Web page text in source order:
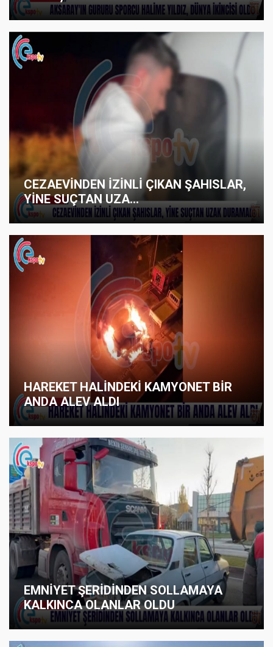
CEZAEVİNDEN İZİNLİ ÇIKAN ŞAHISLAR,
YİNE SUÇTAN UZA...
HAREKET HALİNDEKİ KAMYONET BİR
ANDA ALEV ALDI
EMNİYET ŞERİDİNDEN SOLLAMAYA
KALKINCA OLANLAR OLDU